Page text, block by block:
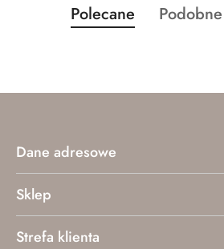
Pomiń karuzelę produktów
Produkty
o
Polecane
Produkty
Dane adresowe
Sklep
Strefa klienta